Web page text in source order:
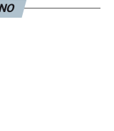
NEWS